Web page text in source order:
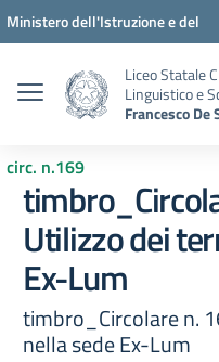
Vai ai contenuti
Vai al menu di navigazione
Vai al footer
Ministero dell'Istruzione e del
Liceo Statale
Linguistico e
Francesco De
circ. n.169
Utilizzo dei
Ex-Lum
timbro_Circolare n.
nella sede Ex-Lum